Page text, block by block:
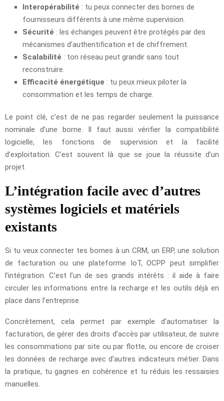
Interopérabilité : tu peux connecter des bornes de
fournisseurs différents à une même supervision.
Sécurité : les échanges peuvent être protégés par des
mécanismes d’authentification et de chiffrement.
Scalabilité : ton réseau peut grandir sans tout
reconstruire.
Efficacité énergétique : tu peux mieux piloter la
consommation et les temps de charge.
Le point clé, c’est de ne pas regarder seulement la puissance
nominale d’une borne. Il faut aussi vérifier la compatibilité
logicielle, les fonctions de supervision et la facilité
d’exploitation. C’est souvent là que se joue la réussite d’un
projet.
L’intégration facile avec d’autres
systèmes logiciels et matériels
existants
Si tu veux connecter tes bornes à un CRM, un ERP, une solution
de facturation ou une plateforme IoT, OCPP peut simplifier
l’intégration. C’est l’un de ses grands intérêts : il aide à faire
circuler les informations entre la recharge et les outils déjà en
place dans l’entreprise.
Concrètement, cela permet par exemple d’automatiser la
facturation, de gérer des droits d’accès par utilisateur, de suivre
les consommations par site ou par flotte, ou encore de croiser
les données de recharge avec d’autres indicateurs métier. Dans
la pratique, tu gagnes en cohérence et tu réduis les ressaisies
manuelles.